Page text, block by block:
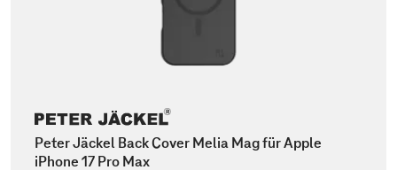
Peter Jäckel Back Cover Melia Mag für Apple
iPhone 17 Pro Max